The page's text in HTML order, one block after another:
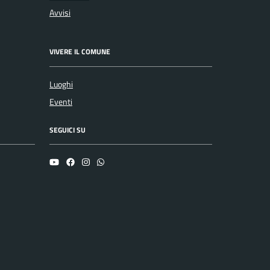
Avvisi
VIVERE IL COMUNE
Luoghi
Eventi
SEGUICI SU
YouTubeFacebookInstagramWhatsapp